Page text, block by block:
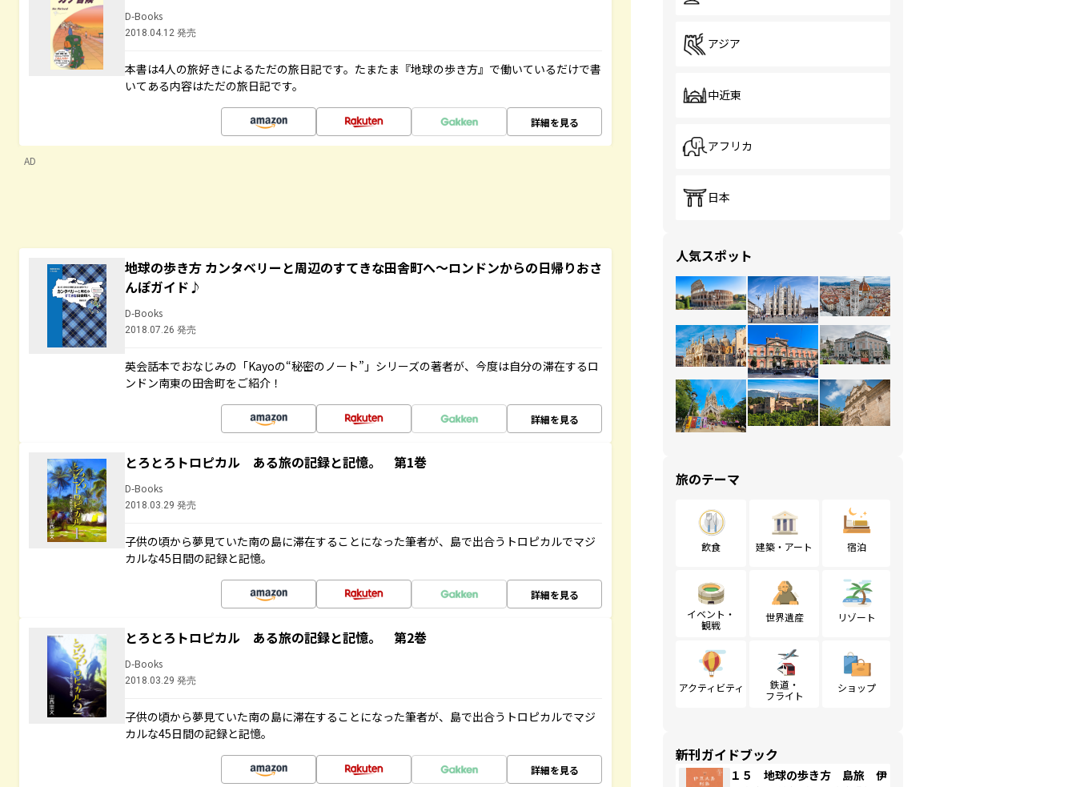
D-Books
2018.04.12 発売
本書は4人の旅好きによるただの旅日記です。たまたま『地球の歩き方』で働いているだけで書
いてある内容はただの旅日記です。
詳細を見る
AD
地球の歩き方 カンタベリーと周辺のすてきな田舎町へ～ロンドンからの日帰りおさ
んぽガイド♪
D-Books
2018.07.26 発売
英会話本でおなじみの「Kayoの“秘密のノート”」シリーズの著者が、今度は自分の滞在するロ
ンドン南東の田舎町をご紹介！
詳細を見る
とろとろトロピカル ある旅の記録と記憶。 第1巻
D-Books
2018.03.29 発売
子供の頃から夢見ていた南の島に滞在することになった筆者が、島で出合うトロピカルでマジ
カルな45日間の記録と記憶。
詳細を見る
とろとろトロピカル ある旅の記録と記憶。 第2巻
D-Books
2018.03.29 発売
子供の頃から夢見ていた南の島に滞在することになった筆者が、島で出合うトロピカルでマジ
カルな45日間の記録と記憶。
詳細を見る
アジア
中近東
アフリカ
日本
人気スポット
旅のテーマ
飲食 建築・アート 宿泊
イベント・
観戦
世界遺産 リゾート
アクティビティ
鉄道・
フライト
ショップ
新刊ガイドブック
１５ 地球の歩き方 島旅 伊